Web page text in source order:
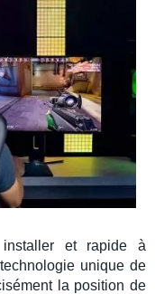
et rapide à
unique de
la position de